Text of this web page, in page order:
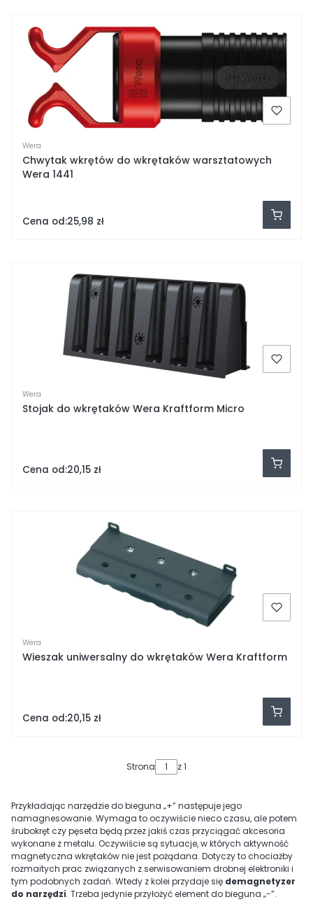
Wera
Chwytak wkrętów do wkrętaków warsztatowych
Wera 1441
Cena od:25,98 zł
Wera
Stojak do wkrętaków Wera Kraftform Micro
Cena od:20,15 zł
Wera
Wieszak uniwersalny do wkrętaków Wera Kraftform
Cena od:20,15 zł
Strona z 1
Przykładając narzędzie do bieguna „+” następuje jego
namagnesowanie. Wymaga to oczywiście nieco czasu, ale potem
śrubokręt czy pęseta będą przez jakiś czas przyciągać akcesoria
wykonane z metalu. Oczywiście są sytuacje, w których aktywność
magnetyczna wkrętaków nie jest pożądana. Dotyczy to chociażby
rozmaitych prac związanych z serwisowaniem drobnej elektroniki i
tym podobnych zadań. Wtedy z kolei przydaje się demagnetyzer
do narzędzi. Trzeba jedynie przyłożyć element do bieguna „-”.